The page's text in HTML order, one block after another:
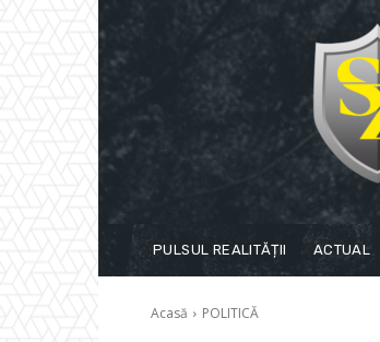
PULSUL REALITĂȚII ACTUAL
Acasă POLITICĂ